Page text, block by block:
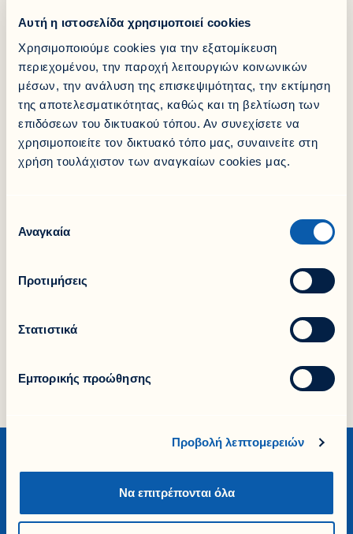
Αυτή η ιστοσελίδα χρησιμοποιεί cookies
Χρησιμοποιούμε cookies για την εξατομίκευση
περιεχομένου, την παροχή λειτουργιών κοινωνικών
μέσων, την ανάλυση της επισκεψιμότητας, την εκτίμηση
της αποτελεσματικότητας, καθώς και τη βελτίωση των
επιδόσεων του δικτυακού τόπου. Αν συνεχίσετε να
χρησιμοποιείτε τον δικτυακό τόπο μας, συναινείτε στη
χρήση τουλάχιστον των αναγκαίων cookies μας.
συγκατάθεσης
Αναγκαία
Προτιμήσεις
Στατιστικά
Εμπορικής προώθησης
Προβολή λεπτομερειών
Να επιτρέπονται όλα
για εμάς, για άλλη μια χρονιά η Εθνική Ασφαλιστική να
καταλάβει την πρώτη θέση στην κατηγορία της. Η
Εθνική Ασφαλιστική σε όλα αυτά τα 130 χρόνια της
συνεχούς παρουσίας της στην ασφαλιστική αγορά, έχει
ως επίκεντρο τον άνθρωπο. Προσφέρει και στηρίζει την
κοινωνία, την οικονομία αλλά και τον πολιτισμό.
Στρατηγικούς στόχους για την Εταιρεία και τους
εργαζομένους της, αποτελούν η συνεχής προσφορά, η
καινοτομία, η διαφάνεια και η αξιοπιστία. Οι αξίες αυτές
Εμπιστοσύνη. Σας ευχαριστούμε πολύ!»
Share it!
Εταιρία